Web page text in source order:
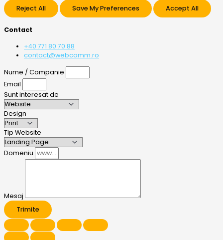
Reject All
Save My Preferences Accept All
Contact
+40 771 80 70 88
contact@webcomm.ro
Nume / Companie
Email
Sunt interesat de
Design
Tip Website
Domeniu
Mesaj
Trimite